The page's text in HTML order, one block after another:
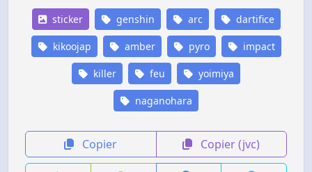
sticker genshin arc dartifice
kikoojap amber pyro impact
killer feu yoimiya
naganohara
Copier Copier (jvc)